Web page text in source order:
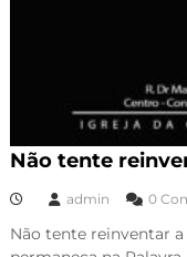
Não tente
admin 0
Não tente reinventar a